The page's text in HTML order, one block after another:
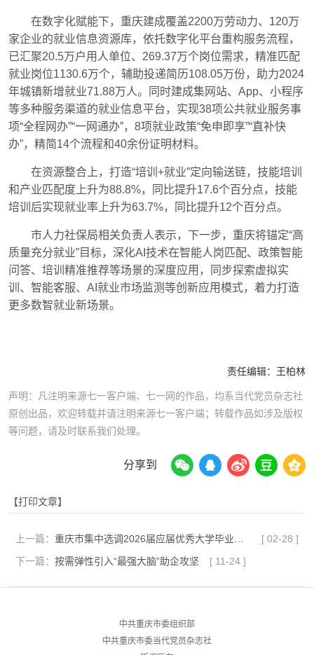
在数字化赋能下，重庆建成覆盖2200万劳动力、120万
家企业的就业信息资源库，依托数字化平台重构服务流程，
已汇聚20.5万户用人单位、269.37万个岗位需求，精准匹配
就业岗位1130.6万个，辅助投递简历108.05万份，助力2024
年城镇新增就业71.88万人。同时建成集网站、App、小程序
等多种服务渠道的就业信息平台，实现38项公共就业服务事
项“全程网办”“一网通办”，8项就业政策“免申即享”“直补快
办”，精简14个流程和40余份证明材料。
在资源整合上，打造“培训+就业”定向输送链，技能培训
和产业匹配度上升为88.8%，同比提升17.6个百分点，技能
培训后实现就业率上升为63.7%，同比提升12个百分点。
市人力社保局相关负责人表示，下一步，重庆将锚定“高
质量充分就业”目标，深化AI技术在智能人岗匹配、政策智能
问答、培训精准推荐等场景的深度应用，同步探索虚拟实
训、智能客服、AI就业市场监测等创新应用模式，着力打造
更多数智就业新场景。
责任编辑： 王柏林
声明：凡注明来源七一客户端、七一网的作品，均系当代党员杂志社
原创出品，欢迎转载并请注明来源七一客户端；转载作品如涉及版权
等问题，请及时联系我们处理。
分享到
【打印文章】
上一篇： [ 02-28 ]
下一篇： 按需弹性引入“最强大脑”助企攻坚 [ 11-24 ]
中共重庆市委组织部
中共重庆市委当代党员杂志社